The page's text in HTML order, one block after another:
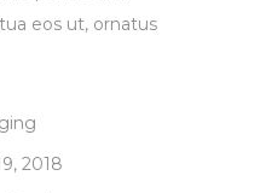
eos ut, ornatus
2018